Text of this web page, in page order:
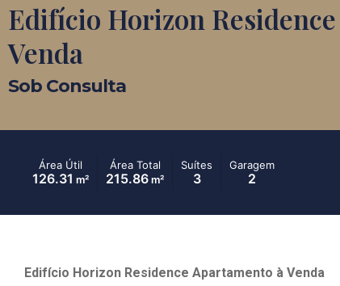
Edifício Horizon
Venda
Sob Consulta
Área Útil
126.31 m²
Área Total
215.86 m²
Suítes
3
Garagem
2
Edifício Horizon Residence Apartamento à Venda